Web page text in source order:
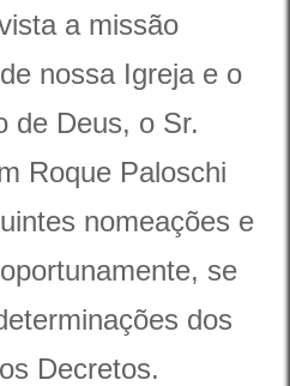
a missão
nossa Igreja e o
de Deus, o Sr.
Roque Paloschi
nomeações e
se
dos
Decretos.